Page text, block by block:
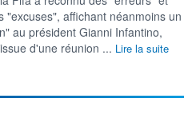
"excuses", affichant néanmoins un
au président Gianni Infantino,
d'une réunion ... Lire la suite